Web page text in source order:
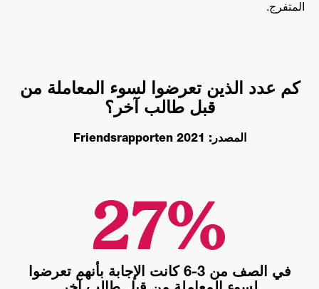
المتفرج.
كم عدد الذين تعرضوا لسوء المعاملة من
قبل طالب آخر؟
المصدر: Friendsrapporten 2021
في الصف من 3-6 كانت الإجابة بأنهم تعرضوا